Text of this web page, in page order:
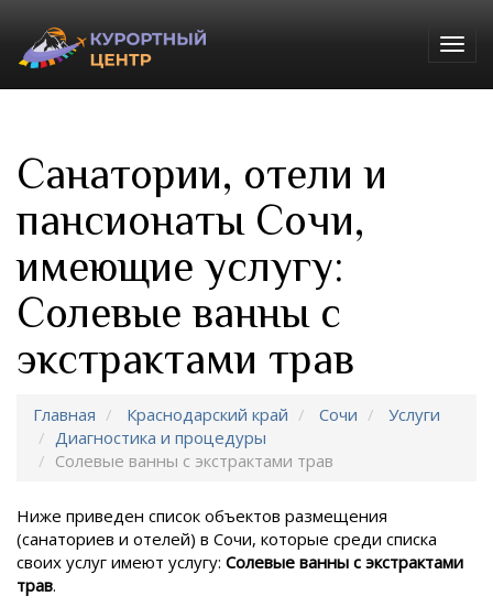
Санатории, отели и
пансионаты Сочи,
имеющие услугу:
Солевые ванны с
экстрактами трав
Главная Краснодарский край Сочи
Услуги
Диагностика и процедуры
Солевые ванны с экстрактами трав
Ниже приведен список объектов размещения
(санаториев и отелей) в Сочи, которые среди списка
своих услуг имеют услугу: Солевые ванны с экстрактами
трав.